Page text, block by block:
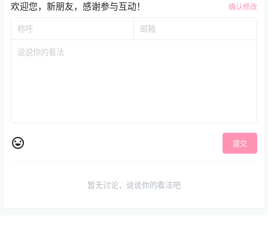
欢迎您，新朋友，感谢参与互动！ 确认修改
提交
暂无讨论，说说你的看法吧